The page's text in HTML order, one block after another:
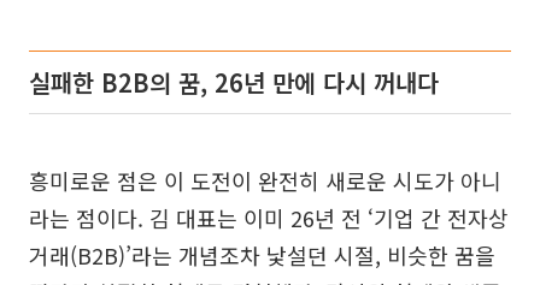
실패한 B2B의 꿈, 26년 만에 다시 꺼내다
흥미로운 점은 이 도전이 완전히 새로운 시도가 아니
라는 점이다. 김 대표는 이미 26년 전 ‘기업 간 전자상
거래(B2B)’라는 개념조차 낯설던 시절, 비슷한 꿈을